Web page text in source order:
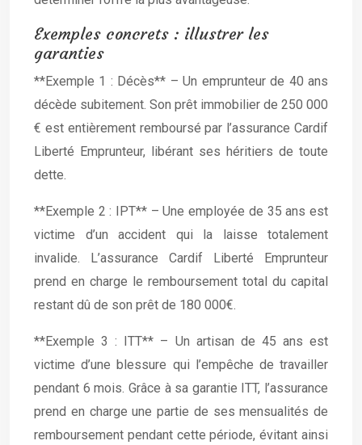
Exemples concrets : illustrer les
garanties
**Exemple 1 : Décès** – Un emprunteur de 40 ans
décède subitement. Son prêt immobilier de 250 000
€ est entièrement remboursé par l’assurance Cardif
Liberté Emprunteur, libérant ses héritiers de toute
dette.
**Exemple 2 : IPT** – Une employée de 35 ans est
victime d’un accident qui la laisse totalement
invalide. L’assurance Cardif Liberté Emprunteur
prend en charge le remboursement total du capital
restant dû de son prêt de 180 000€.
**Exemple 3 : ITT** – Un artisan de 45 ans est
victime d’une blessure qui l’empêche de travailler
pendant 6 mois. Grâce à sa garantie ITT, l’assurance
prend en charge une partie de ses mensualités de
remboursement pendant cette période, évitant ainsi